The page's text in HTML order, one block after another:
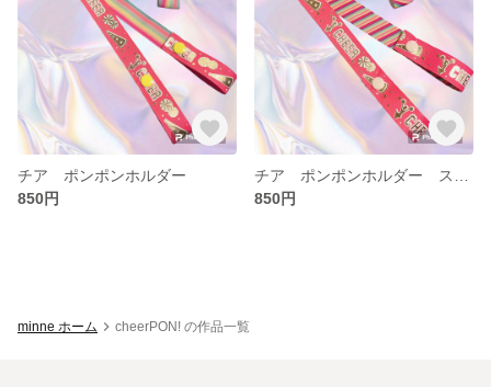
チア ポンポンホルダー
850円
850円
minne ホーム cheerPON! の作品一覧